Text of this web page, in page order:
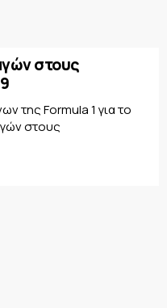
στους
της Formula 1 για το
στους